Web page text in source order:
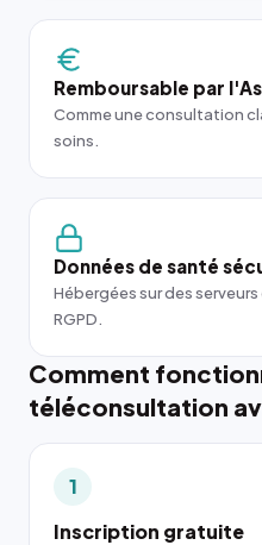
Remboursable par
Comme une consultation
soins.
Données de santé
Hébergées sur des
RGPD.
Comment
téléconsultation
1
Inscription gratuite